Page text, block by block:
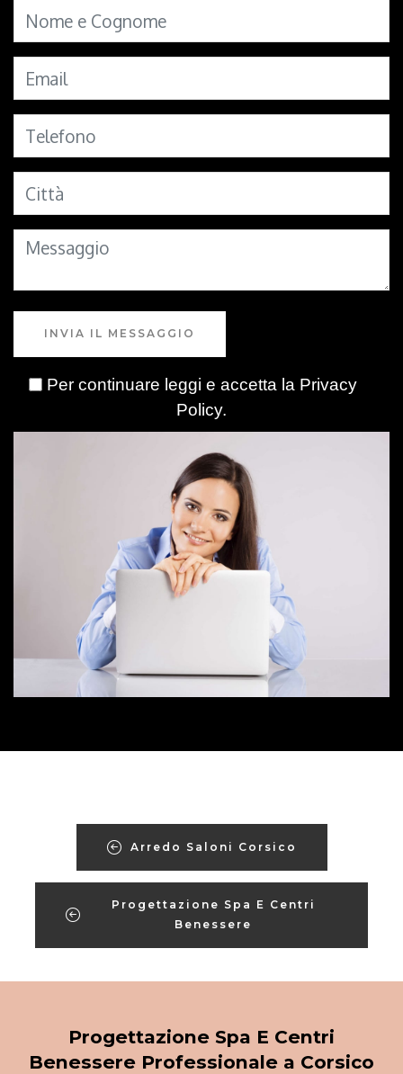
INVIA IL MESSAGGIO
Per continuare leggi e accetta la Privacy
Policy.
Arredo Saloni Corsico
Progettazione Spa E Centri
Benessere
Progettazione Spa E Centri
Benessere Professionale a Corsico